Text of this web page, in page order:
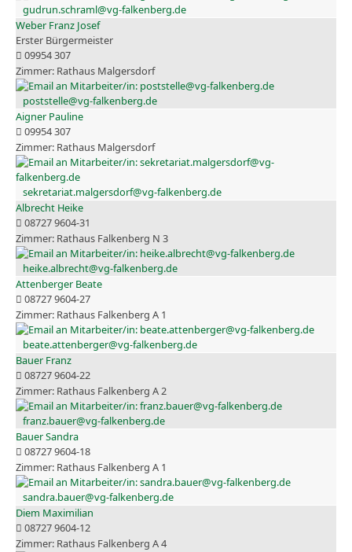
gudrun.schraml@vg-falkenberg.de
Weber Franz Josef
Erster Bürgermeister
09954 307
Rathaus Malgersdorf
poststelle@vg-falkenberg.de
Aigner Pauline
09954 307
Rathaus Malgersdorf
sekretariat.malgersdorf@vg-falkenberg.de
Albrecht Heike
08727 9604-31
Rathaus Falkenberg N 3
heike.albrecht@vg-falkenberg.de
Attenberger Beate
08727 9604-27
Rathaus Falkenberg A 1
beate.attenberger@vg-falkenberg.de
Bauer Franz
08727 9604-22
Rathaus Falkenberg A 2
franz.bauer@vg-falkenberg.de
Bauer Sandra
08727 9604-18
Rathaus Falkenberg A 1
sandra.bauer@vg-falkenberg.de
Diem Maximilian
08727 9604-12
Rathaus Falkenberg A 4